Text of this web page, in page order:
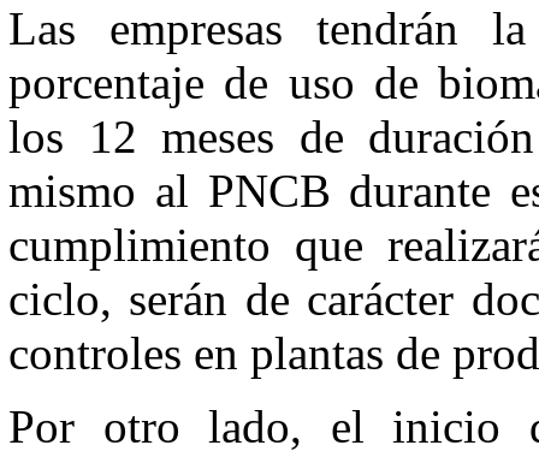
Las empresas tendrán
porcentaje de uso de
los 12 meses de
mismo al PNCB durante
cumplimiento que
ciclo, serán de carácter
controles en plantas de
Por otro lado, el inicio